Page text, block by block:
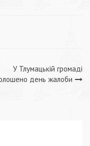
У Тлумацькій громаді
день жалоби